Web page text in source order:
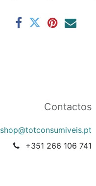
Contactos
shop@totconsumiveis.pt
+351 266 106 741